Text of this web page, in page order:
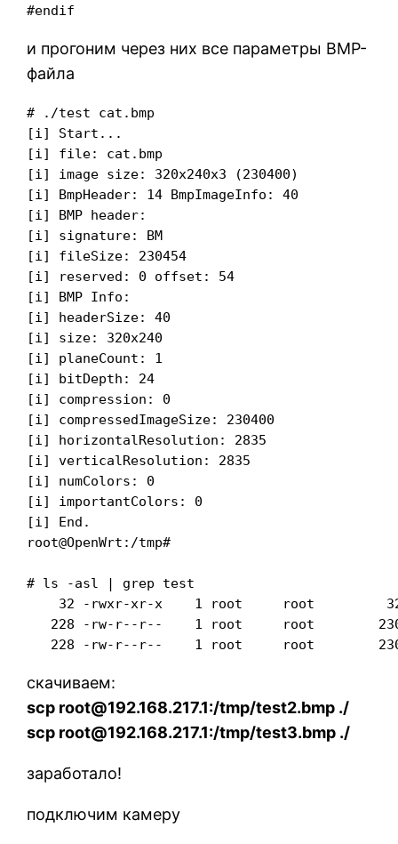
и прогоним через них все параметры BMP-
файла
# ./test cat.bmp
[i] Start...
[i] file: cat.bmp
[i] image size: 320x240x3 (230400)
[i] BmpHeader: 14 BmpImageInfo: 40
[i] BMP header:
[i] signature: BM
[i] fileSize: 230454
[i] reserved: 0 offset: 54
[i] BMP Info:
[i] headerSize: 40
[i] size: 320x240
[i] planeCount: 1
[i] bitDepth: 24
[i] compression: 0
[i] compressedImageSize: 230400
[i] horizontalResolution: 2835
[i] verticalResolution: 2835
[i] numColors: 0
[i] importantColors: 0
[i] End.
root@OpenWrt:/tmp#
# ls -asl | grep test
32 -rwxr-xr-x    1 root     root
228 -rw-r--r--    1 root     root
скачиваем:
scp root@192.168.217.1:/tmp/test2.bmp ./
scp root@192.168.217.1:/tmp/test3.bmp ./
заработало!
подключим камеру